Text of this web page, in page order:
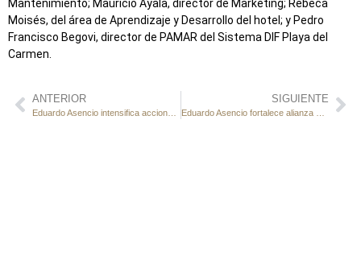
Mantenimiento; Mauricio Ayala, director de Marketing; Rebeca
Moisés, del área de Aprendizaje y Desarrollo del hotel; y Pedro
Francisco Begovi, director de PAMAR del Sistema DIF Playa del
Carmen.
ANTERIOR SIGUIENTE